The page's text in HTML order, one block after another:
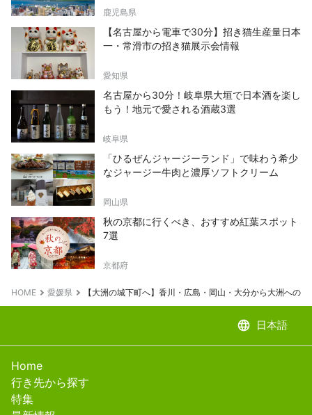
鹿児島県
【名古屋から電車で30分】招き猫生産量日本
一・常滑市の招き猫展示会情報
愛知県
名古屋から30分！岐阜県大垣で日本酒を楽し
もう！地元で愛される酒蔵3選
岐阜県
「ひるぜんジャージーランド」で味わう希少
なジャージー牛肉と濃厚ソフトクリーム
岡山県
秋の京都に行くべき、おすすめ紅葉スポット
7選
京都府
HOME 愛媛県 【大洲の城下町へ】香川・広島・岡山・大分から大洲への
language 日本語
Home
行き先から探す
特集